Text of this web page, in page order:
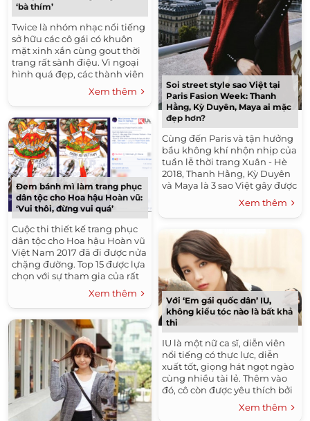
‘bà thím’
Twice là nhóm nhạc nổi tiếng
sở hữu các cô gái có khuôn
mặt xinh xắn cùng gout thời
trang rất sành điệu. Vì ngoại
hình quá đẹp, các thành viên
luôn khiến khán giả phải gào
Xem thêm
Đem bánh mì làm trang phục
dân tộc cho Hoa hậu Hoàn vũ:
‘Vui thôi, đừng vui quá’
Cuộc thi thiết kế trang phục
dân tộc cho Hoa hậu Hoàn vũ
Việt Nam 2017 đã đi được nửa
chặng đường. Top 15 được lựa
chọn với sự tham gia của rất
nhiều mẫu trang phục khác...
Xem thêm
Soi street style sao Việt tại
Paris Fasion Week: Thanh
Hằng, Kỳ Duyên, Maya ai mặc
đẹp hơn?
Cùng đến Paris và tận hưởng
bầu không khí nhộn nhịp của
tuần lễ thời trang Xuân - Hè
2018, Thanh Hằng, Kỳ Duyên
và Maya là 3 sao Việt gây được
nhiều sự chú ý nhất. Không
Xem thêm
Với ‘Em gái quốc dân’ IU,
không kiểu tóc nào là bất khả
thi
IU là một nữ ca sĩ, diễn viên
nổi tiếng có thực lực, diễn
xuất tốt, giọng hát ngọt ngào
cùng nhiều tài lẻ. Thêm vào
đó, cô còn được yêu thích bởi
ngoại hình xinh xắn với...
Xem thêm